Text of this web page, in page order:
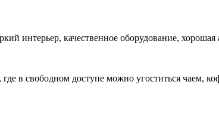
интерьер, качественное оборудование,
в свободном доступе можно угоститься чаем,